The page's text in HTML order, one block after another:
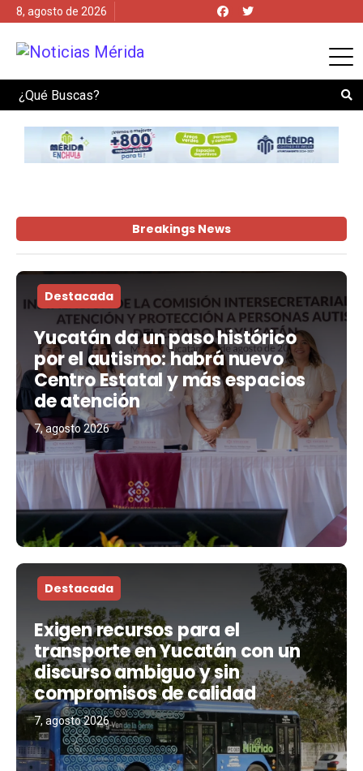
8, agosto de 2026
Search
Breakings News
Destacada
Yucatán da un paso histórico
por el autismo: habrá nuevo
Centro Estatal y más espacios
de atención
7, agosto 2026
Destacada
Exigen recursos para el
transporte en Yucatán con un
discurso ambiguo y sin
compromisos de calidad
7, agosto 2026